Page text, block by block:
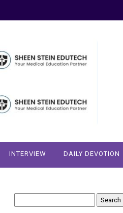
INTERVIEW DAILY DEVOTION
for: